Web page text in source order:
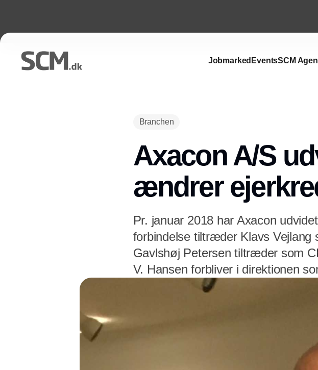
Jobmarked EventsSCM
Branchen
Axacon A/S
ændrer
Pr. januar 2018 har Axacon
forbindelse tiltræder Klavs Vejlang
Gavlshøj Petersen tiltræder som
V. Hansen forbliver i direktionen